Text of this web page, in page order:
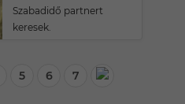
Szabadidő partnert
keresek.
5 6 7